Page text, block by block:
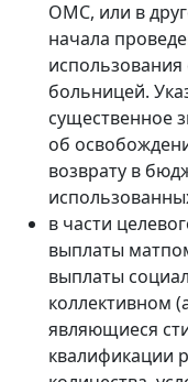
ОМС, или в
начала
больницей.
существенное
об
возврату в
в части
выплаты
выплаты
коллективном
являющиеся
квалификации